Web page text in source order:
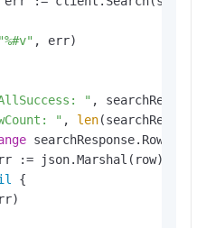
"%#v" , err)
" ,
" , len
searchResponse.Rows {
:= json.Marshal(row)
{